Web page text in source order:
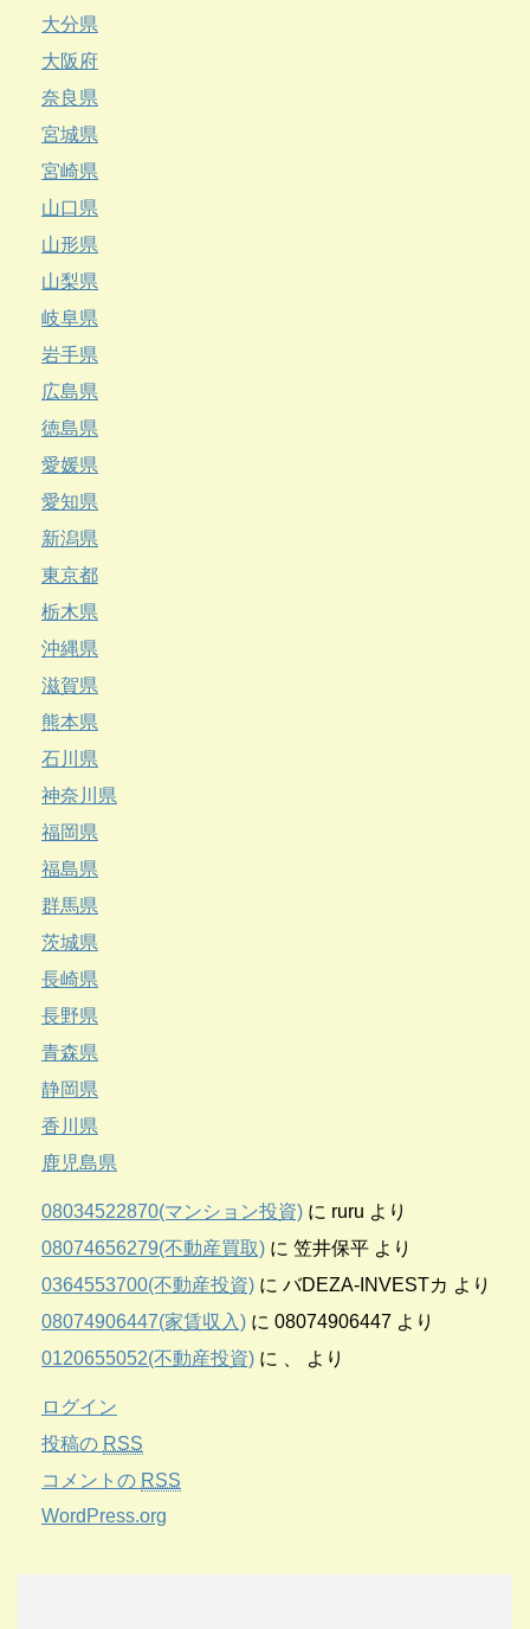
大分県
大阪府
奈良県
宮城県
宮崎県
山口県
山形県
山梨県
岐阜県
岩手県
広島県
徳島県
愛媛県
愛知県
新潟県
東京都
栃木県
沖縄県
滋賀県
熊本県
石川県
神奈川県
福岡県
福島県
群馬県
茨城県
長崎県
長野県
青森県
静岡県
香川県
鹿児島県
08034522870(マンション投資) に ruru より
08074656279(不動産買取) に 笠井保平 より
0364553700(不動産投資) に バDEZA-INVESTカ より
08074906447(家賃収入) に 08074906447 より
0120655052(不動産投資) に より
ログイン
投稿の RSS
コメントの RSS
WordPress.org